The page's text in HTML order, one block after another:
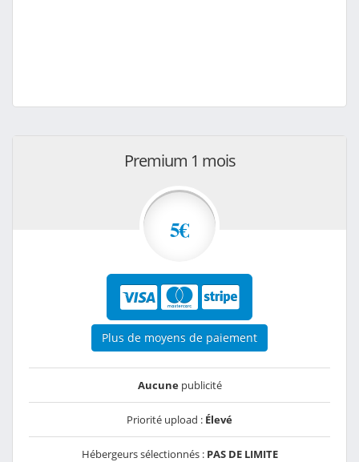
Premium 1 mois
5€
Plus de moyens de paiement
Aucunepublicité
Priorité upload : Élevé
Hébergeurs sélectionnés : PAS DE LIMITE